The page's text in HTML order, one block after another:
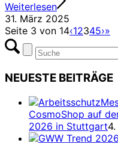
Weiterlesen
31. März 2025
Seite 3 von 14‹12345›»
NEUESTE BEITRÄGE
CosmoShop auf
2026 in Stuttgart